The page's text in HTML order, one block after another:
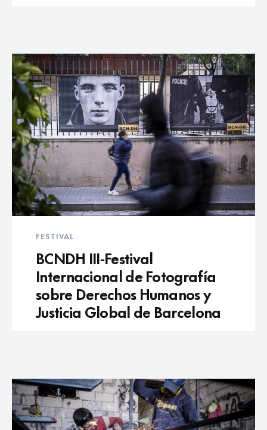
FESTIVAL
BCNDH III-Festival
Internacional de Fotografía
sobre Derechos Humanos y
Justicia Global de Barcelona